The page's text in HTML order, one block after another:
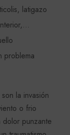
latigazo
problema
la invasión
o frio
punzante